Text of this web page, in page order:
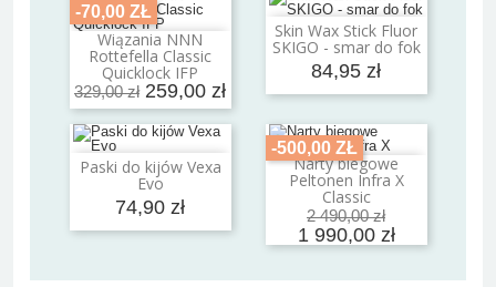
-70,00 ZŁ
Wiązania NNN
Rottefella Classic
Quicklock IFP
329,00 zł 259,00 zł
Dodaj do koszyka
Skin Wax Stick Fluor
SKIGO - smar do fok
84,95 zł
Dodaj do koszyka
Paski do kijów Vexa
Evo
74,90 zł
Dodaj do koszyka
-500,00 ZŁ
Narty biegowe
Peltonen Infra X
Classic
2 490,00 zł
1 990,00 zł
Dodaj do koszyka